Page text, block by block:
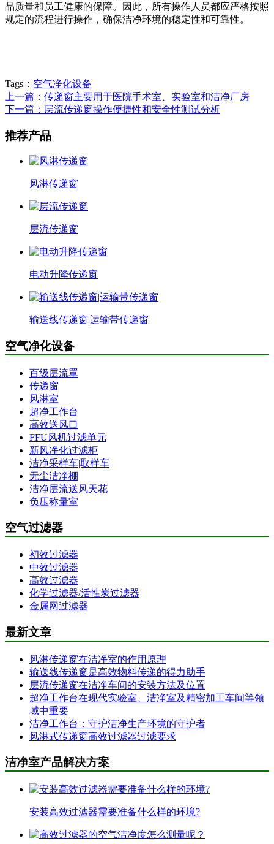
品质量和员工健康的保障。因此，所有操作人员都应严格按照
规定的流程进行操作，确保洁净环境的稳定性和可靠性。
Tags： 空气净化设备
上一篇：传递窗主要用于医院手术室、实验室和洁净厂房
下一篇：层流传递窗操作便捷性和安全性测试分析
推荐产品
风淋传递窗
层流传递窗
电动升降传递窗
输送线传递窗|运输带传递窗
空气净化设备
百级层流罩
传递窗
风淋室
超净工作台
高效送风口
FFU风机过滤单元
新风净化过滤柜
洁净采样车|取样车
无尘洁净棚
洁净层流送风天花
负压称量室
空气过滤器
初效过滤器
中效过滤器
高效过滤器
化学过滤器/活性炭过滤器
金属网过滤器
最新文章
风淋传递窗在洁净室的作用原理
输送线传递窗是高效物料传递的得力助手
层流传递窗在洁净车间的安装方法及位置
超净工作台在现代实验室、洁净室及精密加工车间等领
域中重要
洁净工作台：守护洁净生产环境的守护者
风淋式传递窗高效过滤器过滤要求
洁净室产品解决方案
安装高效过滤器需要准备什么样的环境?